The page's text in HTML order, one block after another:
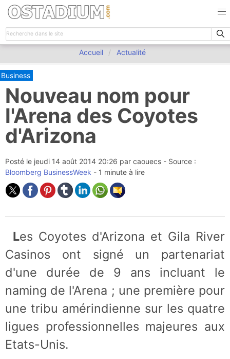
Accueil Actualité
Business
Nouveau nom pour
l'Arena des Coyotes
d'Arizona
Posté le jeudi 14 août 2014 20:26 par caouecs - Source :
Bloomberg BusinessWeek - 1 minute à lire
Les Coyotes d'Arizona et Gila River
Casinos ont signé un partenariat
d'une durée de 9 ans incluant le
naming de l'Arena ; une première pour
une tribu amérindienne sur les quatre
ligues professionnelles majeures aux
Etats-Unis.